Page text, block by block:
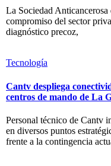
La Sociedad
compromiso del sector
diagnóstico precoz,
Tecnología
Cantv despliega
centros de mando de La
Personal técnico de Cantv
en diversos puntos
frente a la contingencia